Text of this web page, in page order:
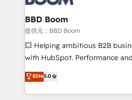
Complex platform migrations
Custom APIs and third-party
End Revenue Acceleration •
pipeline growth programs •
and CRM optimization •
Execution • 750+ onboardings
implementations • Deep
BBD Boom
提供元：BBD Boom
💥 Helping ambitious B2B
with HubSpot. Performance
BBD Boom is the HubSpot
to HubSpot Better. We work
solve all your HubSpot
Elite5.0